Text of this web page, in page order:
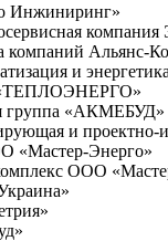
Инжиниринг»
Альянс-
и
«ТЕПЛОЭНЕРГО»
группа «АКМЕБУД»
и проектно-
«Мастер-Энерго»
ООО